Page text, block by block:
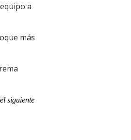
a
más
siguiente